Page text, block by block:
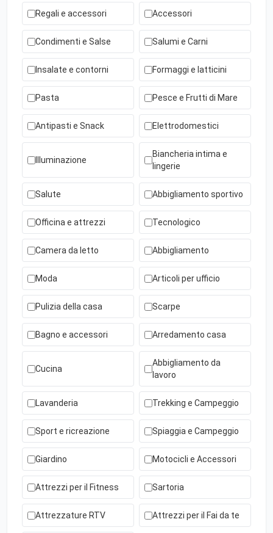
Regali e accessori Accessori
Condimenti e Salse Salumi e Carni
Insalate e contorni Formaggi e latticini
Pasta Pesce e Frutti di Mare
Antipasti e Snack Elettrodomestici
Illuminazione
Biancheria intima e
lingerie
Salute Abbigliamento sportivo
Officina e attrezzi Tecnologico
Camera da letto Abbigliamento
Moda Articoli per ufficio
Pulizia della casa Scarpe
Bagno e accessori Arredamento casa
Cucina
Abbigliamento da
lavoro
Lavanderia Trekking e Campeggio
Sport e ricreazione Spiaggia e Campeggio
Giardino Motocicli e Accessori
Attrezzi per il Fitness Sartoria
Attrezzature RTV Attrezzi per il Fai da te